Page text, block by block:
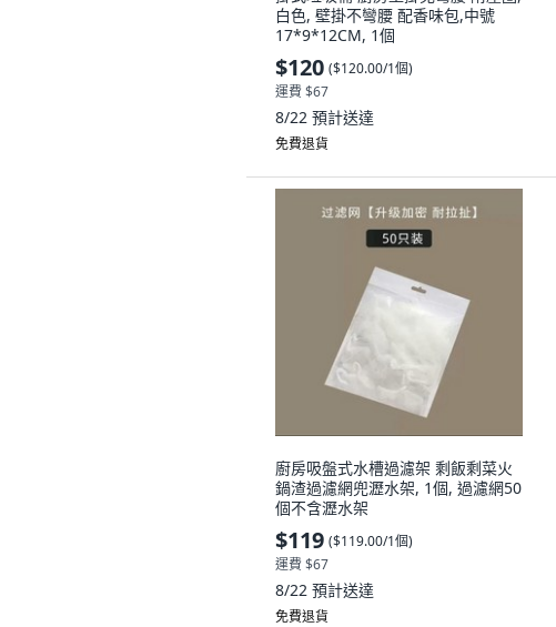
白色, 壁掛不彎腰 配香味包,中號
17*9*12CM, 1個
$120 ($120.00/1個)
運費 $67
8/22 預計送達
免費退貨
廚房吸盤式水槽過濾架 剩飯剩菜火
鍋渣過濾網兜瀝水架, 1個, 過濾網50
個不含瀝水架
$119 ($119.00/1個)
運費 $67
8/22 預計送達
免費退貨